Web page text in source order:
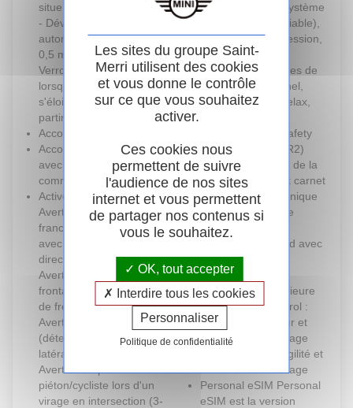
situe à 2,5 m du véhicule
- Déverrouillage
automatique à partir de
0,5 m du véhicule -
Verrouillage automatique
lorsque le conducteur
s'éloigne du véhicule, à
partir de 3 m
Accoudoir central AR
Accoudoir central AV
avec panneau de
commande intégré
Active Guard
Avertissement de
franchissement de ligne
avec impulsion sur la
direction (>70km/h),
Avertisseur de collision
frontale avec intervention
de freinage (3-210km/h),
Avertisseur d'intersection
(détection risque collision
latérale 3-85km/h),
Avertisseur présence
piéton/cycliste lors d'un
virage en intersection (3-
Double VANOS (système
de distribution variable),
Injection haute pression,
Filtre à particules.
My Modes: 5 modes de
conduite (Personnel,
Efficient, Sport, Relax,
Norme General Safety
Regulation 2 (GSR2)
Notice d'utilisation de la
voiture intégrée et carnet
d'entretien électronique
avec BMW Service
History
Ordinateur de bord avec
Check-Control et
indicateur de
température extérieure
Performance control :
contrôle du moteur et
interventions freinage
pour améliorer l'agilité et
la neutralité en virage
Personal eSIM Personal
eSIM est la version
Les sites du groupe Saint-
Merri utilisent des cookies
et vous donne le contrôle
sur ce que vous souhaitez
activer.
Ces cookies nous
permettent de suivre
l'audience de nos sites
internet et vous permettent
de partager nos contenus si
vous le souhaitez.
OK, tout accepter
Interdire tous les cookies
Personnaliser
Politique de confidentialité